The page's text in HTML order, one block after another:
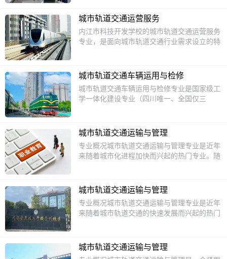
组织、票务管理、行车调度及应急处理能力，
能在城市轨道交通企业从事运营管理、设备维
护等工作的高素质技术人才。课程设置：包括
城市轨道交通概论、客运组织、行车组织、票
环节。就业方向：毕业生可在轨道交通企业、
铁路局及地铁运营公司等从事站务管理、客运
服务、行车调度及设备维护等工作。
城市轨道交通运营服务
内江市科技开发学校的城市轨道交通运营服务
专业，是面向城市轨道交通行业需求设立的特
才。一、专业定位：精准对接行业需求该专业
隶属于城市轨道交通类，紧密围绕城市轨道交
通车站客运服务岗位群设计培养方案。学生需
掌握轨道交通车站设施设备操作、行车组织、
城市轨道交通车站服务、营运组织及管理工
作。二、课程体系：理论与实践并重公共基础
课：包括语文、数学、英语及信息技术等，强
务礼仪等，系统构建专业知识体系。特色课
程：城市轨道交通职业素养、市场营销、车站
设备操作、电动列车驾驶等，提升综合服务与
车站岗位实习等，强化实操技能。校外实习：
城市轨道交通车辆运用与检修
城市轨道交通车辆运用与检修专业是国家级工
学一体化建设专业（四川唯一、全国仅三
国家级认证2025年6月入选全国技工院校工学
一体化第三阶段建设专业，是四川省唯一获批
该专业的院校，全国仅三所。校企深度合作与
中铁十二局、北京神州高铁等国企共建“校企
养车辆检修工、轨道列车司机，掌握列车检查
维护、机械/电气系统检修及驾驶技能。高级
工（0432-3）培养多系统故障诊断、信息化维
供电系统、突发事件应急处置等。实操能力车
城市轨道交通运输与管理
专业概况城市轨道交通运输与管理专业是近年
来随着城市化进程加快而兴起的热门专业。随
要培养具备城市轨道交通运营管理、设备维
护、客运服务等方面知识和技能的应用型人
才。学生通过学习，能够掌握轨道交通的基本
原理、运营管理流程以及相关设备的操作与维
交通的发展历史、现状及未来趋势。2.轨道交
通运营管理：学习列车调度、客流组织、安全
城市轨道交通运输与管理
专业概况城市轨道交通运输与管理专业是近年
来随着城市轨道交通的快速发展而兴起的热门
高素质技术人才。随着地铁、轻轨等城市轨道
交通网络的不断扩展，这一专业的需求量也在
城市轨道交通运输与管理